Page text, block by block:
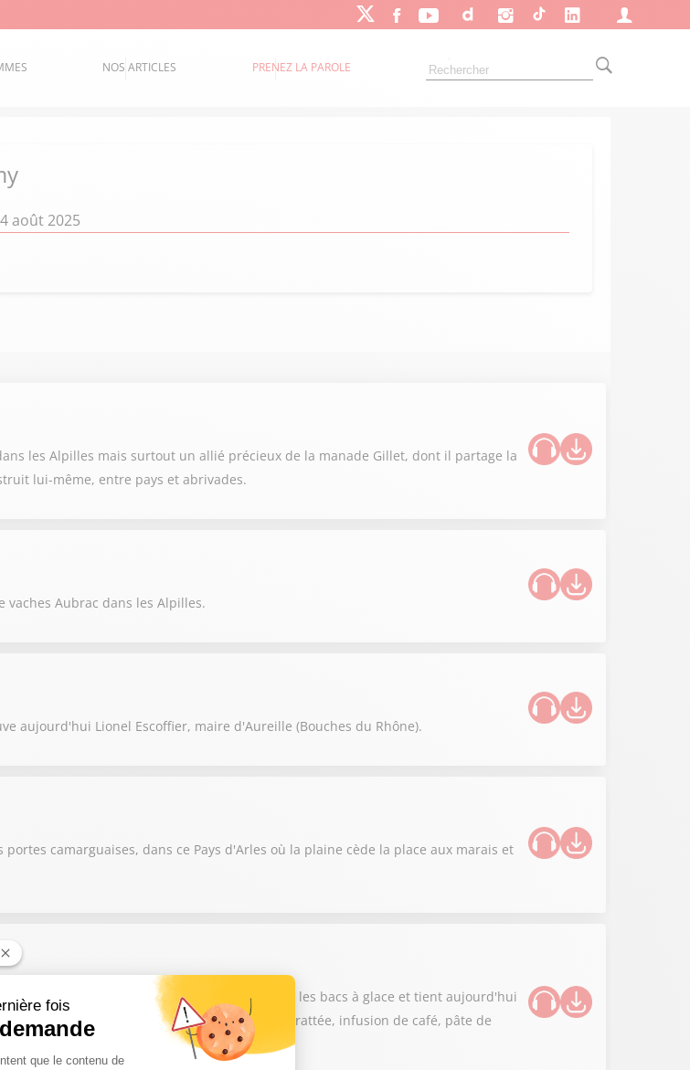
NOS ARTICLES PRENEZ LA PAROLE
août 2025
les Alpilles mais surtout un allié précieux de la manade Gillet, dont il partage la
lui-même, entre pays et abrivades.
vaches Aubrac dans les Alpilles.
aujourd'hui Lionel Escoffier, maire d'Aureille (Bouches du Rhône).
camarguaises, dans ce Pays d'Arles où la plaine cède la place aux marais et
le Sud-Ouest, il a troqué le fournil contre les bacs à glace et tient aujourd'hui
bruts : vraie vanille de Madagascar grattée, infusion de café, pâte de